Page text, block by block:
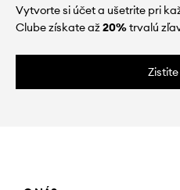
Vytvorte si účet a ušetrite pri
Clube získate až20%trvalú